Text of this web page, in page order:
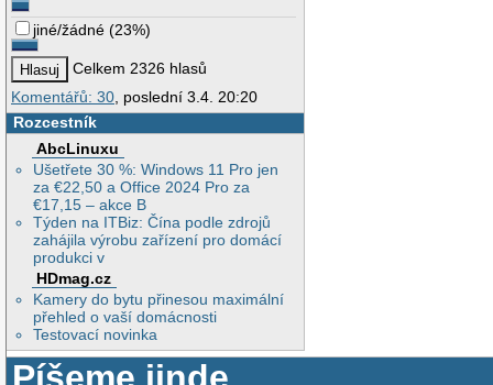
jiné/žádné (23%)
Celkem 2326 hlasů
Komentářů: 30 , poslední 3.4. 20:20
Rozcestník
AbcLinuxu
Ušetřete 30 %: Windows 11 Pro jen
za €22,50 a Office 2024 Pro za
€17,15 – akce B
Týden na ITBiz: Čína podle zdrojů
zahájila výrobu zařízení pro domácí
produkci v
HDmag.cz
Kamery do bytu přinesou maximální
přehled o vaší domácnosti
Testovací novinka